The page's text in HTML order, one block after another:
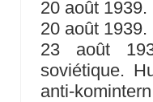
20 août 1939.
20 août
23 août
soviétique.
anti-